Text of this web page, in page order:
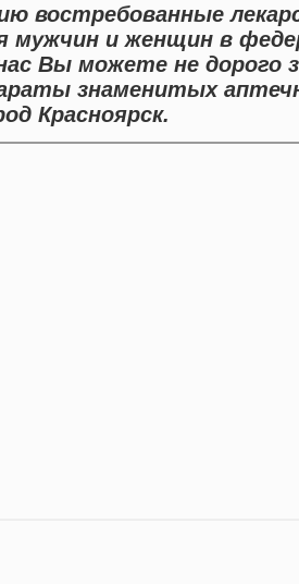
востребованные
мужчин и женщин в
Вы можете не дорого
знаменитых
Красноярск.